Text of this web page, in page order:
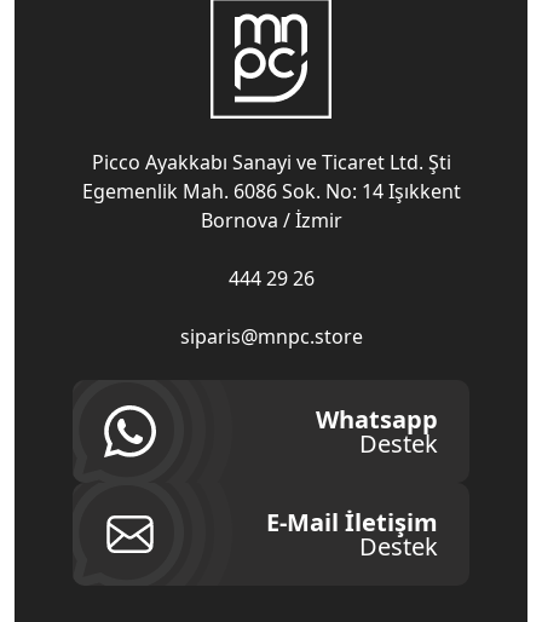
Picco Ayakkabı Sanayi ve Ticaret Ltd. Şti
Egemenlik Mah. 6086 Sok. No: 14 Işıkkent
Bornova / İzmir
444 29 26
siparis@mnpc.store
Whatsapp
Destek
E-Mail İletişim
Destek